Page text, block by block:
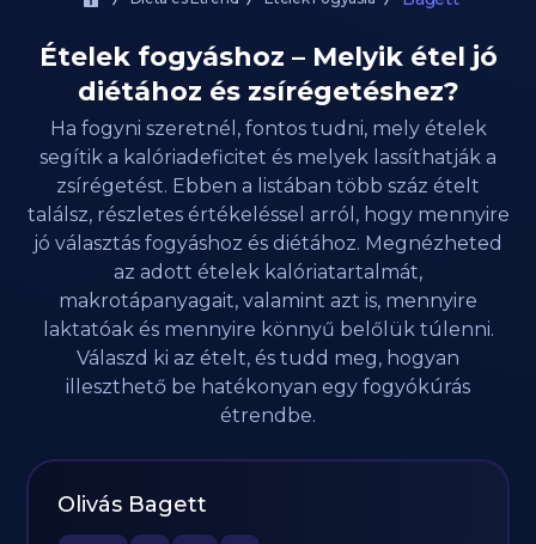
Ételek fogyáshoz – Melyik étel jó
diétához és zsírégetéshez?
Ha fogyni szeretnél, fontos tudni, mely ételek
segítik a kalóriadeficitet és melyek lassíthatják a
zsírégetést. Ebben a listában több száz ételt
találsz, részletes értékeléssel arról, hogy mennyire
jó választás fogyáshoz és diétához. Megnézheted
az adott ételek kalóriatartalmát,
makrotápanyagait, valamint azt is, mennyire
laktatóak és mennyire könnyű belőlük túlenni.
Válaszd ki az ételt, és tudd meg, hogyan
illeszthető be hatékonyan egy fogyókúrás
étrendbe.
Olivás Bagett